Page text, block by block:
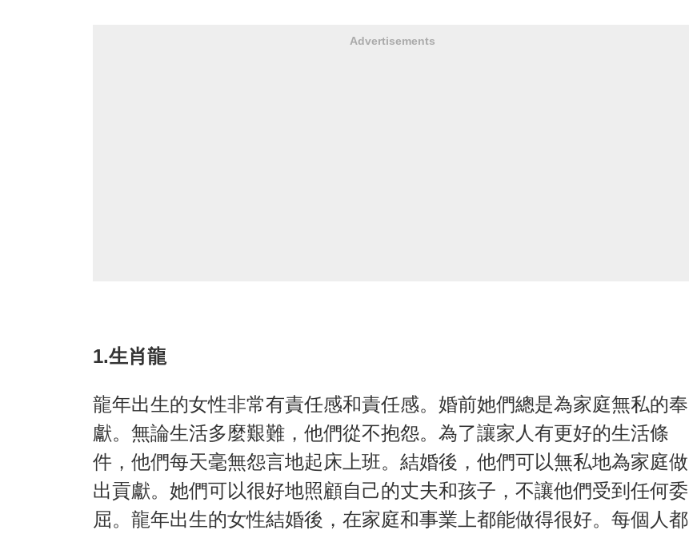
Advertisements
1.生肖龍
龍年出生的女性非常有責任感和責任感。婚前她們總是為家庭無私的奉
獻。無論生活多麼艱難，他們從不抱怨。為了讓家人有更好的生活條
件，他們每天毫無怨言地起床上班。結婚後，他們可以無私地為家庭做
出貢獻。她們可以很好地照顧自己的丈夫和孩子，不讓他們受到任何委
屈。龍年出生的女性結婚後，在家庭和事業上都能做得很好。每個人都